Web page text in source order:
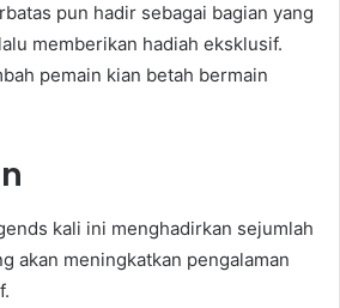
pun hadir sebagai bagian yang
memberikan hadiah eksklusif.
pemain kian betah bermain
kali ini menghadirkan sejumlah
akan meningkatkan pengalaman